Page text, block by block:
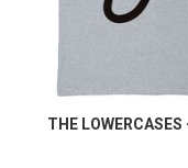
THE LOWERCASES